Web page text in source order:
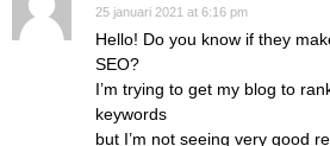
25 januari 2021 at 6:16 pm
Hello! Do you know if they
SEO?
I’m trying to get my blog to
keywords
but I’m not seeing very good